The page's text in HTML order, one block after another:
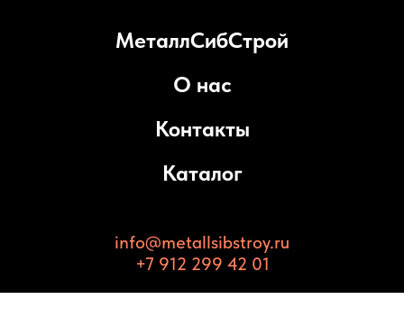
МеталлСибСтрой
О нас
Контакты
Каталог
info@metallsibstroy.ru
+7 912 299 42 01